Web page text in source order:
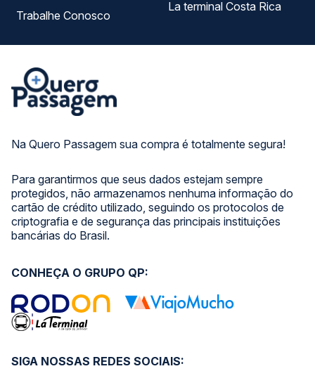
Na Quero Passagem sua compra é totalmente segura!
Para garantirmos que seus dados estejam sempre
protegidos, não armazenamos nenhuma informação do
cartão de crédito utilizado, seguindo os protocolos de
criptografia e de segurança das principais instituições
bancárias do Brasil.
Trabalhe Conosco
La terminal Costa Rica
SIGA NOSSAS REDES SOCIAIS:
CONHEÇA O GRUPO QP: